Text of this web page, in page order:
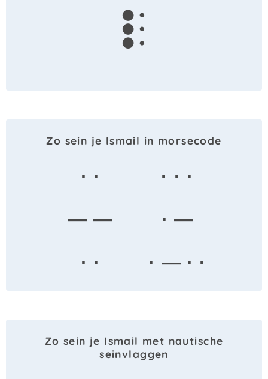
l
Zo sein je Ismail in morsecode
· ·
· · ·
— —
· —
· ·
· — · ·
Zo sein je Ismail met nautische
seinvlaggen